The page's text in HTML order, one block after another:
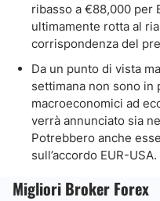
ribasso a €88,000 per
ultimamente rotta al
corrispondenza del
Da un punto di vista
settimana non sono in
macroeconomici ad
verrà annunciato sia
Potrebbero anche
sull’accordo EUR-USA.
Migliori Broker Forex